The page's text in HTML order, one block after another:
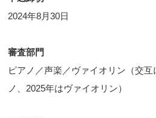
2024年8月30日
審査部門
ピアノ／声楽／ヴァイオリン（交
ノ、2025年はヴァイオリン）